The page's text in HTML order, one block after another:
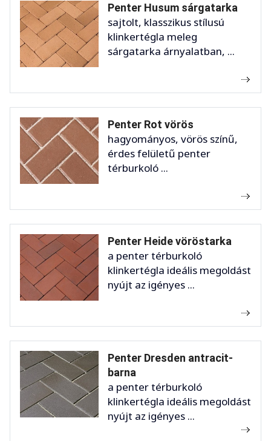
Penter Husum sárgatarka
sajtolt, klasszikus stílusú
klinkertégla meleg
sárgatarka árnyalatban, ...
Penter Rot vörös
hagyományos, vörös színű,
érdes felületű penter
térburkoló ...
Penter Heide vöröstarka
a penter térburkoló
klinkertégla ideális megoldást
nyújt az igényes ...
Penter Dresden antracit-
barna
a penter térburkoló
klinkertégla ideális megoldást
nyújt az igényes ...